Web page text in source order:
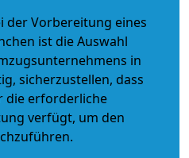
der Vorbereitung eines
ist die Auswahl
in
sicherzustellen, dass
die erforderliche
verfügt, um den